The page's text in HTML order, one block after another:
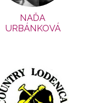
NAĎA
URBÁNKOVÁ